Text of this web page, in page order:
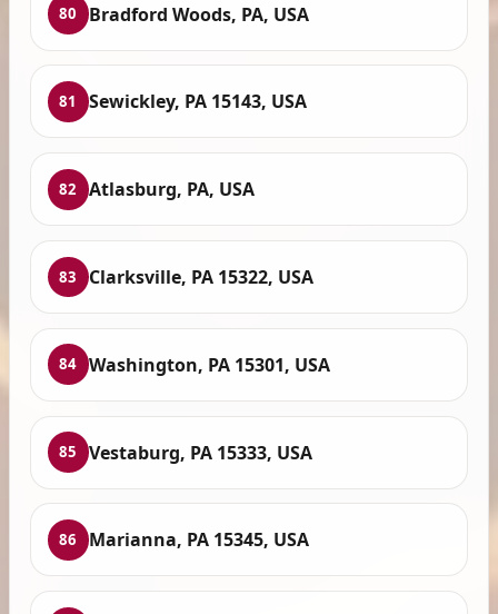
80 Bradford Woods, PA, USA
81 Sewickley, PA 15143, USA
82 Atlasburg, PA, USA
83 Clarksville, PA 15322, USA
84 Washington, PA 15301, USA
85 Vestaburg, PA 15333, USA
86 Marianna, PA 15345, USA